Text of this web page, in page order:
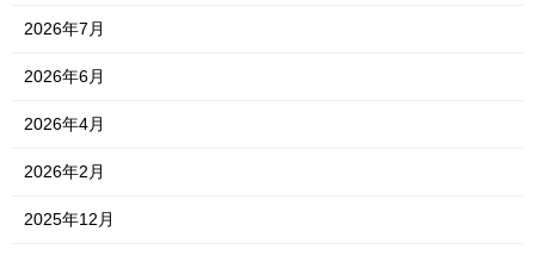
2026年7月
2026年6月
2026年4月
2026年2月
2025年12月